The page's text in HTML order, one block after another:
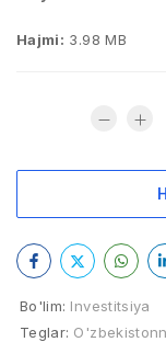
Hajmi: 3.98 MB
Bo'lim: Investitsiya
Teglar: